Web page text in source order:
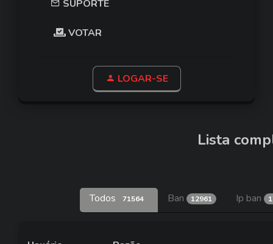
SUPORTE
VOTAR
LOGAR-SE
Lista
Todos 71564 Ban 12961 Ip ban